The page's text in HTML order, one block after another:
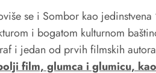
se i Sombor kao
i bogatom kulturnom
i jedan od prvih filmskih
film, glumca i glumicu,